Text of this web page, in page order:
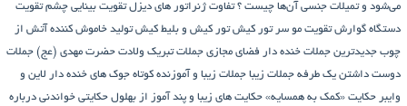
می‌شود و تمیلات جنسی آن‌ها چیست ؟ تفاوت ژنراتور های دیزل تقویت بینایی چشم تقویت
دستگاه گوارش تقویت مو سر تور کیش تور کیش و بلیط کیش تولید خاموش کننده آتش از
چوب جدیدترین جملات خنده دار فضای مجازی جملات تبریک ولادت حضرت مهدی (عج) جملات
دوست داشتن یک طرفه جملات زیبا جملات زیبا و آموزنده کوتاه جوک های خنده دار لاین و
وایبر حکایت «کمک به همسایه» حکایت های زیبا و پند آموز از بهلول حکایتی خواندنی درباره